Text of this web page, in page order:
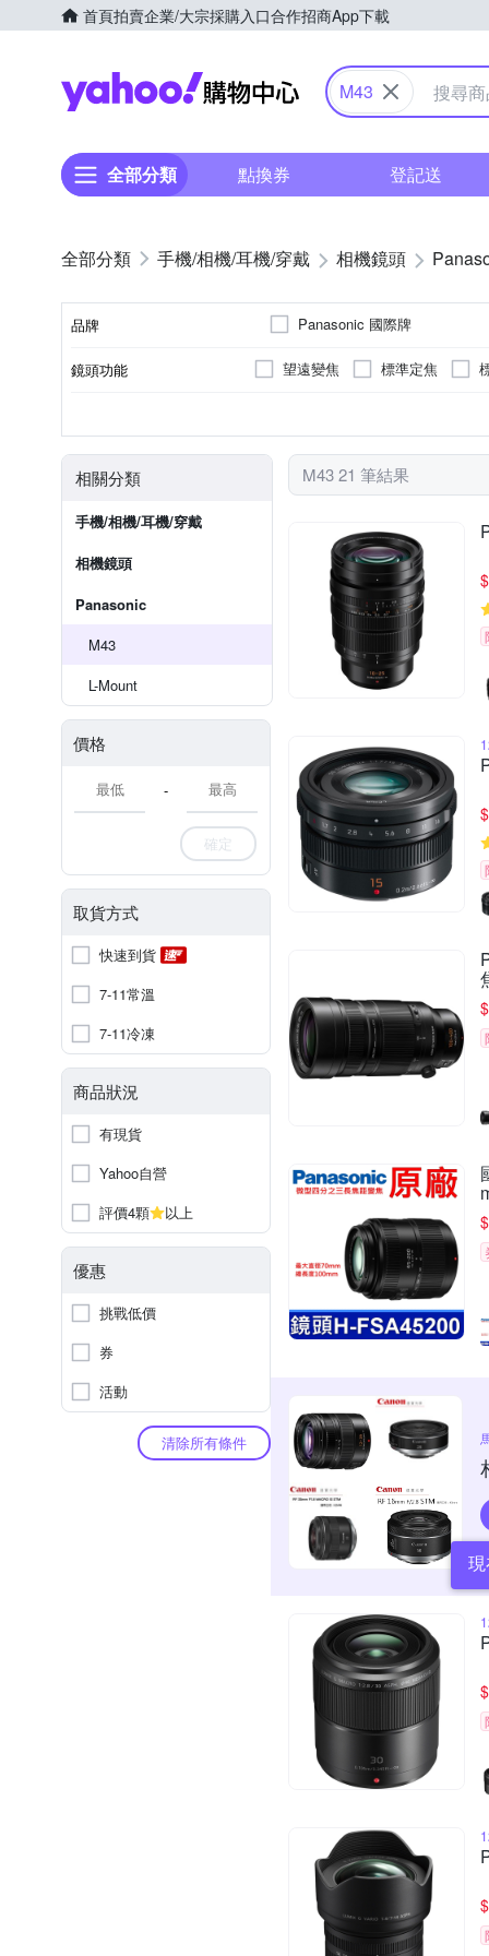
首頁拍賣企業/大宗採購入口合作招商App下載
Yahoo購物中心
M43
全部分類 點換券 登記送
手機/相機/耳機/穿戴 相機鏡頭
品牌 Panasonic 國際牌
鏡頭功能 望遠變焦 標準定焦
相關分類
手機/相機/耳機/穿戴
相機鏡頭
Panasonic
M43
L-Mount
價格
-
確定
取貨方式
快速到貨
7-11常溫
7-11冷凍
商品狀況
有現貨
Yahoo自營
評價4顆
以上
優惠
挑戰低價
券
活動
清除所有條件
M43 21 筆結果
$
$
$
$
$
$